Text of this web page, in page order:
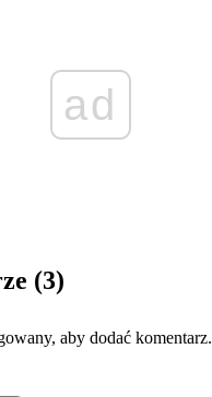
ad
(3)
aby dodać komentarz.